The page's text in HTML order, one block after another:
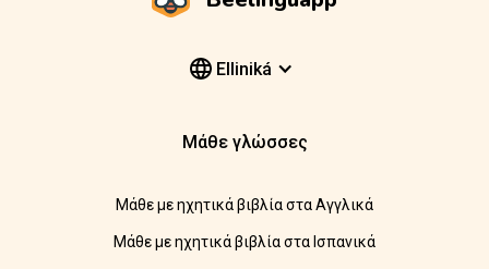
Elliniká
Μάθε γλώσσες
Μάθε με ηχητικά βιβλία στα Αγγλικά
Μάθε με ηχητικά βιβλία στα Ισπανικά